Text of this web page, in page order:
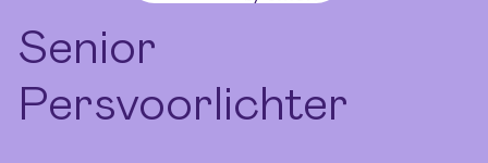
Senior
Persvoorlichter